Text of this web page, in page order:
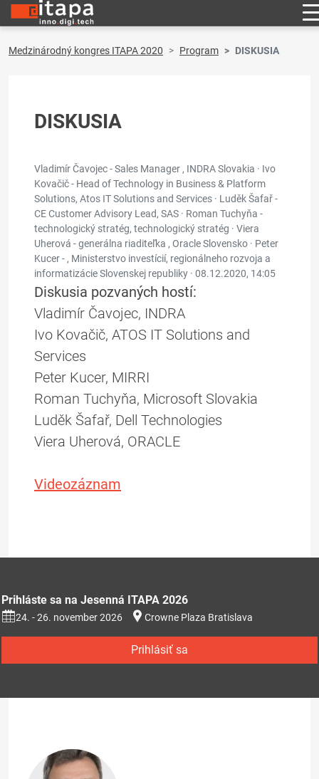
Medzinárodný kongres ITAPA 2020 Program DISKUSIA
DISKUSIA
Vladimír Čavojec - Sales Manager , INDRA Slovakia · Ivo
Kovačič - Head of Technology in Business & Platform
Solutions, Atos IT Solutions and Services · Luděk Šafař -
CE Customer Advisory Lead, SAS · Roman Tuchyňa -
technologický stratég, technologický stratég · Viera
Uherová - generálna riaditeľka , Oracle Slovensko · Peter
Kucer - , Ministerstvo investícií, regionálneho rozvoja a
informatizácie Slovenskej republiky · 08.12.2020, 14:05
Diskusia pozvaných hostí:
Vladimír Čavojec, INDRA
Ivo Kovačič, ATOS IT Solutions and
Services
Peter Kucer, MIRRI
Roman Tuchyňa, Microsoft Slovakia
Luděk Šafař, Dell Technologies
Viera Uherová, ORACLE
Videozáznam
Prihláste sa na Jesenná ITAPA 2026
24. - 26. november 2026 Crowne Plaza Bratislava
Prihlásiť sa